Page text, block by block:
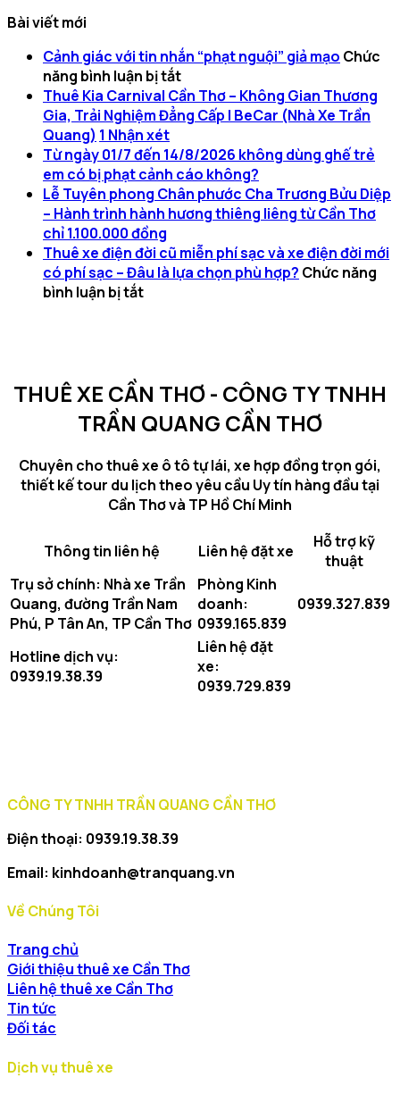
Bài viết mới
Cảnh giác với tin nhắn “phạt nguội” giả mạo Chức
năng bình luận bị tắtở
Cảnh
giác
tin
nhắn
“phạt
nguội”
mạo
Thuê Kia Carnival Cần Thơ – Không Gian Thương
Gia, Trải Nghiệm Đẳng Cấp | BeCar (Nhà Xe Trần
Quang) 1 Nhận xét
Từ ngày 01/7 đến 14/8/2026 không dùng ghế trẻ
em có bị phạt cảnh cáo không?
Lễ Tuyên phong Chân phước Cha Trương Bửu Diệp
– Hành trình hành hương thiêng liêng từ Cần Thơ
chỉ 1.100.000 đồng
Thuê xe điện đời cũ miễn phí sạc và xe điện đời mới
có phí sạc – Đâu là lựa chọn phù hợp? Chức năng
bình luận bị tắtở
cũ
phí
và
xe
điện
mới
có
phí
sạc
–
THUÊ XE CẦN THƠ - CÔNG TY TNHH
TRẦN QUANG CẦN THƠ
Chuyên cho thuê xe ô tô tự lái, xe hợp đồng trọn gói,
thiết kế tour du lịch theo yêu cầu Uy tín hàng đầu tại
Cần Thơ và TP Hồ Chí Minh
Thông tin liên hệ Liên hệ đặt xe
Hỗ trợ kỹ
thuật
Trụ sở chính: Nhà xe Trần
Quang, đường Trần Nam
Phú, P Tân An, TP Cần Thơ
Phòng Kinh
doanh:
0939.165.839
0939.327.839
Hotline dịch vụ:
0939.19.38.39
Liên hệ đặt
xe:
0939.729.839
CÔNG TY TNHH TRẦN QUANG CẦN THƠ
Điện thoại: 0939.19.38.39
Email: kinhdoanh@tranquang.vn
Về Chúng Tôi
Trang chủ
Giới thiệu thuê xe Cần Thơ
Liên hệ thuê xe Cần Thơ
Tin tức
Đối tác
Dịch vụ thuê xe